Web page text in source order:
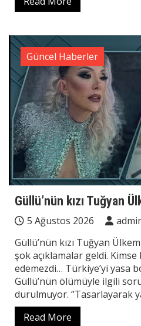
Güncel Haberler
Güllü’nün kızı Tuğyan
5 Ağustos 2026
Güllü’nün kızı Tuğyan
şok açıklamalar geldi.
edemezdi… Türkiye’yi yasa
Güllü’nün ölümüyle ilgili
durulmuyor. “Tasarlayarak
Read More